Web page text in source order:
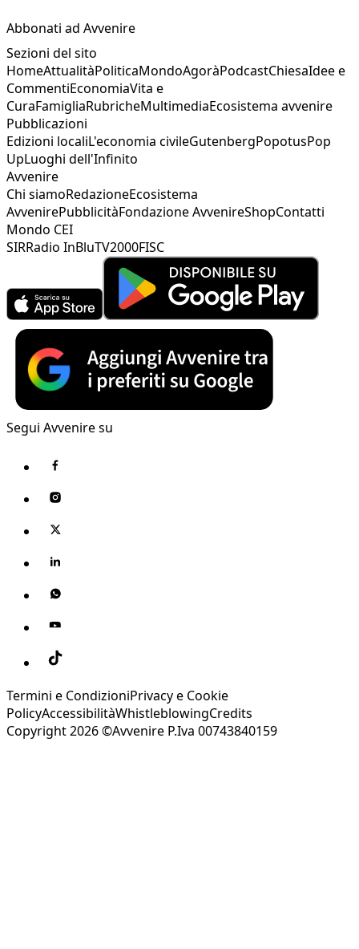
Abbonati ad Avvenire
Sezioni del sito
HomeAttualitàPoliticaMondoAgoràPodcastChiesaIdee e
CommentiEconomiaVita e
CuraFamigliaRubricheMultimediaEcosistema avvenire
Pubblicazioni
Edizioni localiL'economia civileGutenbergPopotusPop
UpLuoghi dell'Infinito
Avvenire
Chi siamoRedazioneEcosistema
AvvenirePubblicitàFondazione AvvenireShopContatti
Mondo CEI
SIRRadio InBluTV2000FISC
Segui Avvenire su
Termini e CondizioniPrivacy e Cookie
PolicyAccessibilitàWhistleblowingCredits
Copyright 2026 ©Avvenire P.Iva 00743840159